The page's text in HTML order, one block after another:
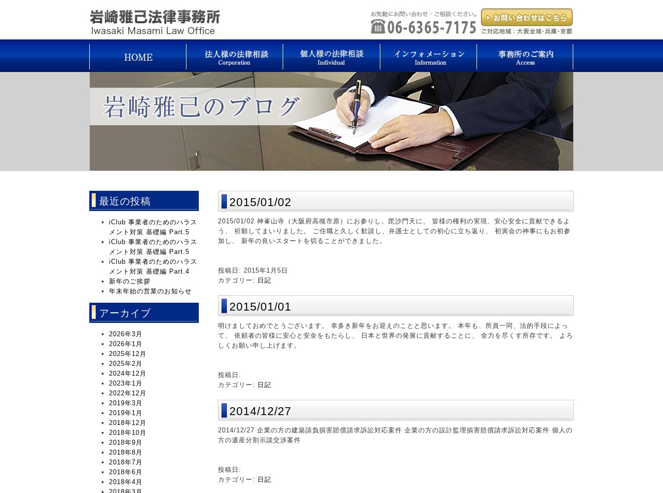
2015/01/02
2015/01/02 神峯山寺（大阪府高槻市原）にお参りし、毘沙門天に、 皆様の権利の実現、安心安全に貢献できるよ
う、 祈願してまいりました。 ご住職と久しく歓談し、弁護士としての初心に立ち返り、 初寅会の神事にもお初参
加し、 新年の良いスタートを切ることができました。
投稿日: 2015年1月5日
カテゴリー:
日記
2015/01/01
明けましておめでとうございます。 幸多き新年をお迎えのことと思います。 本年も、所員一同、法的手段によっ
て、 依頼者の皆様に安心と安全をもたらし、 日本と世界の発展に貢献することに、 全力を尽くす所存です。 よろ
しくお願い申し上げます。
投稿日:
カテゴリー:
日記
2014/12/27
2014/12/27 企業の方の建築請負損害賠償請求訴訟対応案件 企業の方の設計監理損害賠償請求訴訟対応案件 個人の
方の遺産分割示談交渉案件
投稿日:
カテゴリー:
日記
最近の投稿
iClub 事業者のためのハラス
メント対策 基礎編 Part.5
iClub 事業者のためのハラス
メント対策 基礎編 Part.5
iClub 事業者のためのハラス
メント対策 基礎編 Part.4
新年のご挨拶
年末年始の営業のお知らせ
アーカイブ
2026年3月
2026年1月
2025年12月
2025年2月
2024年12月
2023年1月
2022年12月
2019年3月
2019年1月
2018年12月
2018年10月
2018年9月
2018年8月
2018年7月
2018年6月
2018年4月